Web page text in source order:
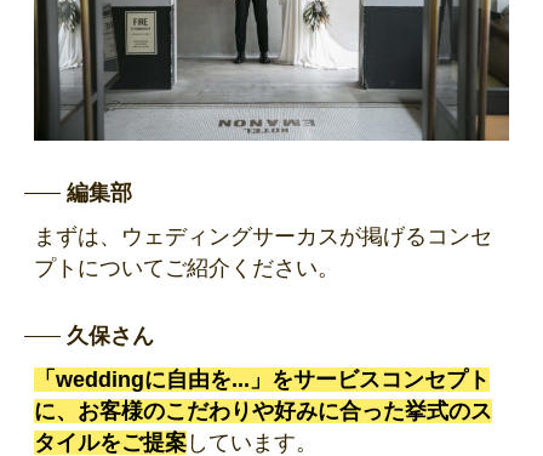
編集部
まずは、ウェディングサーカスが掲げるコンセ
プトについてご紹介ください。
久保さん
「weddingに自由を...」をサービスコンセプト
に、お客様のこだわりや好みに合った挙式のス
タイルをご提案 しています。